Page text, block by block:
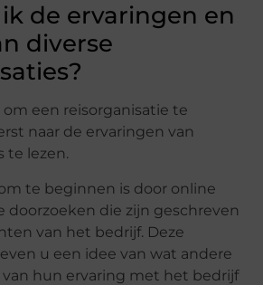
de ervaringen en
diverse
een reisorganisatie te
naar de ervaringen van
te lezen.
te beginnen is door online
doorzoeken die zijn geschreven
van het bedrijf. Deze
u een idee van wat andere
hun ervaring met het bedrijf